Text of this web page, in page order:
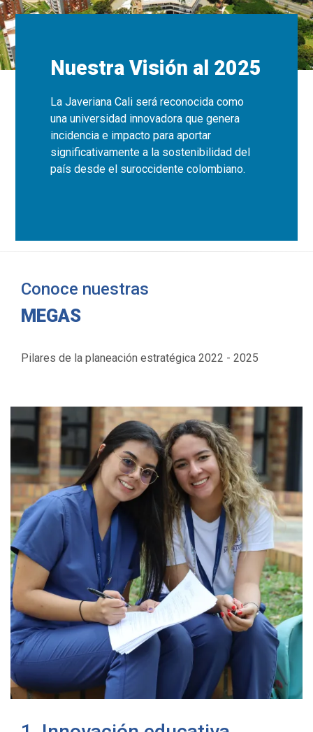
Nuestra Visión al 2025
La Javeriana Cali será reconocida como
una universidad innovadora que genera
incidencia e impacto para aportar
significativamente a la sostenibilidad del
país desde el suroccidente colombiano.
Conoce nuestras
MEGAS
Pilares de la planeación estratégica 2022 - 2025